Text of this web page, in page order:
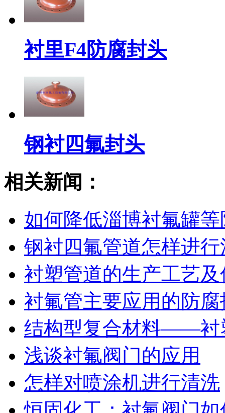
衬里F4防腐封头
钢衬四氟封头
相关新闻：
如何降低淄博衬氟罐
钢衬四氟管道怎样进行
衬塑管道的生产工艺及
衬氟管主要应用的防
结构型复合材料——衬
浅谈衬氟阀门的应用
怎样对喷涂机进行清洗